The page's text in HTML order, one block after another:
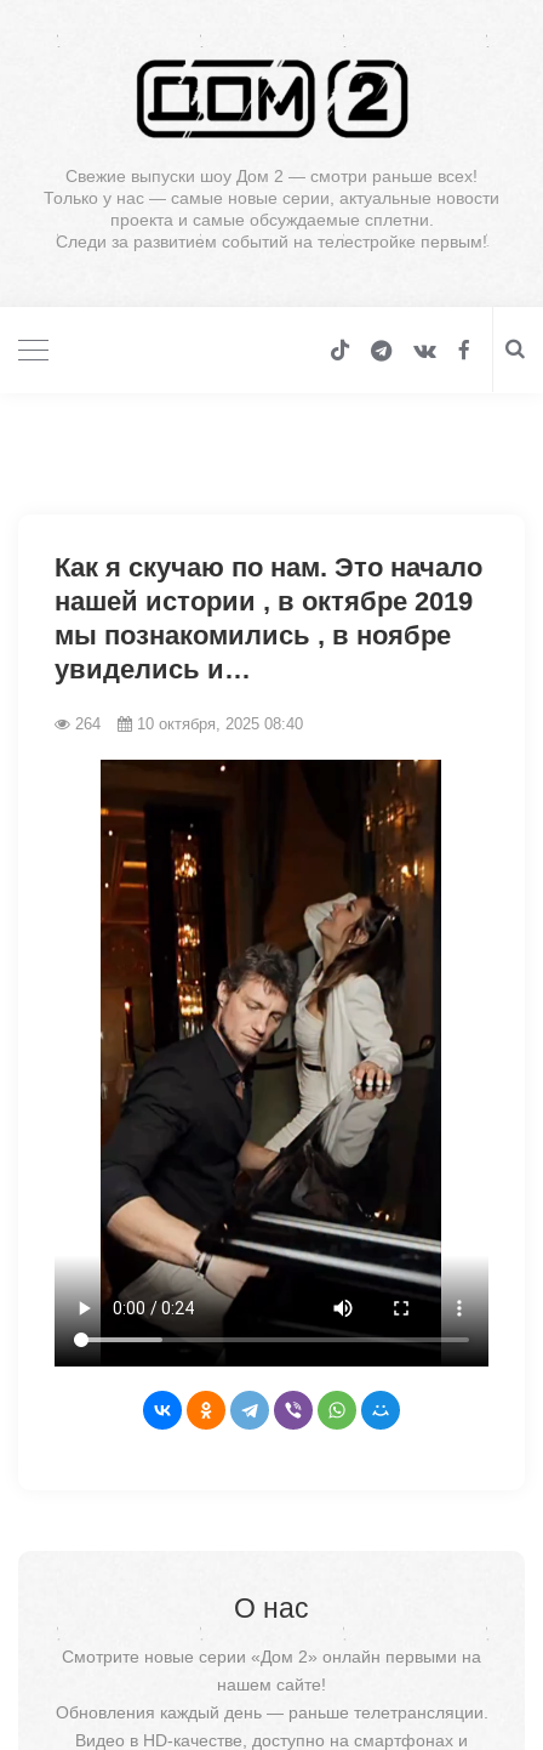
Свежие выпуски шоу Дом 2 — смотри раньше всех!
Только у нас — самые новые серии, актуальные новости
проекта и самые обсуждаемые сплетни.
Следи за развитием событий на телестройке первым!
Как я скучаю по нам. Это начало
нашей истории , в октябре 2019
мы познакомились , в ноябре
увиделись и…
264 10 октября, 2025 08:40
О нас
Смотрите новые серии «Дом 2» онлайн первыми на
нашем сайте!
Обновления каждый день — раньше телетрансляции.
Видео в HD-качестве, доступно на смартфонах и